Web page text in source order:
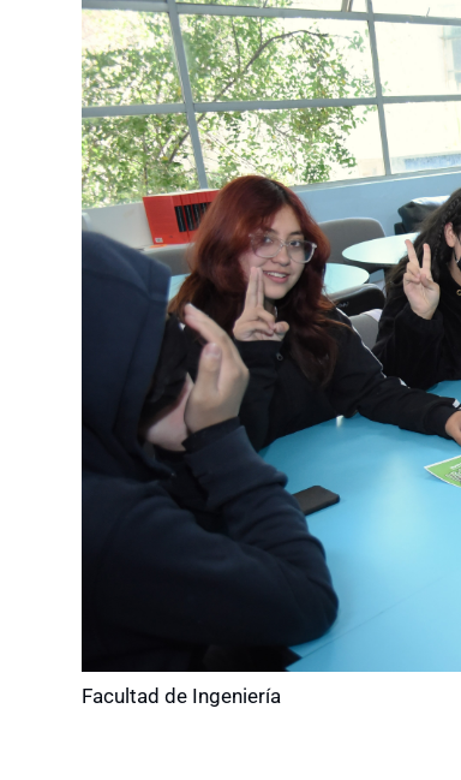
Facultad de Ingeniería